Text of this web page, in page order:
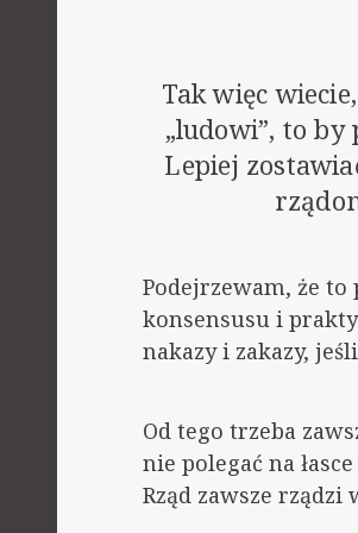
Tak więc
„ludowi”, to by
Lepiej
Podejrzewam, że
konsensusu i
nakazy i zakazy,
Od tego trzeba
nie polegać na
Rząd zawsze